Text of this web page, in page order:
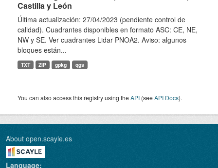
Castilla y León
Última actualización: 27/04/2023 (pendiente control de
calidad). Cuadrantes disponibles en formato ASC: CE, NE,
NW y SE. Ver cuadrantes Lidar PNOA2. Aviso: algunos
bloques están...
TXT ZIP gpkg qgs
You can also access this registry using theAPI (seeAPI Docs).
About open.scayle.es
Language